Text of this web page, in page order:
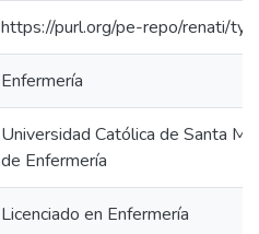
https://purl.org/pe-repo/renati/
Enfermería
Universidad Católica de Santa
de Enfermería
Licenciado en Enfermería